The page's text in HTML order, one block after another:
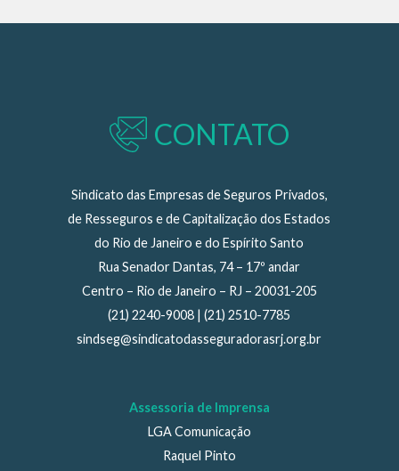
CONTATO
Sindicato das Empresas de Seguros Privados,
de Resseguros e de Capitalização dos Estados
do Rio de Janeiro e do Espírito Santo
Rua Senador Dantas, 74 – 17º andar
Centro – Rio de Janeiro – RJ – 20031-205
(21) 2240-9008 | (21) 2510-7785
sindseg@sindicatodasseguradorasrj.org.br
Assessoria de Imprensa
LGA Comunicação
Raquel Pinto